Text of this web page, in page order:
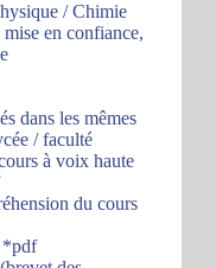
/ Chimie
en confiance,
dans les mêmes
/ faculté
à voix haute
du cours
*pdf